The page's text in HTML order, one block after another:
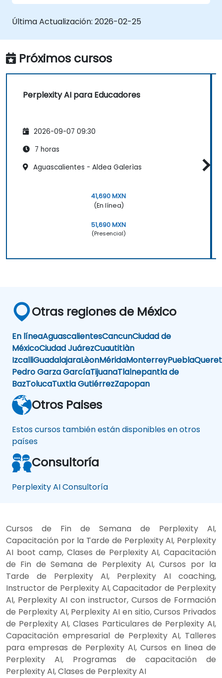
Comprender las consideraciones éticas y
los impactos sociales de las tecnologías
Última Actualización: 2026-02-25
Próximos cursos
Perplexity AI para Educadores
2026-09-07 09:30
7 horas
Aguascalientes - Aldea Galerìas
41,690 MXN
(En línea)
51,690 MXN
(Presencial)
Otras regiones de México
En líneaAguascalientesCancunCiudad de
MéxicoCiudad JuárezCuautitlàn
IzcalliGuadalajaraLèonMéridaMonterreyPuebla
Pedro Garza GarcíaTijuanaTlalnepantla de
BazTolucaTuxtla GutiérrezZapopan
Otros Paises
Estos cursos también están disponibles en otros
países
Consultoría
Perplexity AI Consultoría
Cursos de Fin de Semana de Perplexity AI,
Capacitación por la Tarde de Perplexity AI, Perplexity
AI boot camp, Clases de Perplexity AI, Capacitación
de Fin de Semana de Perplexity AI, Cursos por la
Tarde de Perplexity AI, Perplexity AI coaching,
Instructor de Perplexity AI, Capacitador de Perplexity
AI, Perplexity AI con instructor, Cursos de Formación
de Perplexity AI, Perplexity AI en sitio, Cursos Privados
de Perplexity AI, Clases Particulares de Perplexity AI,
Capacitación empresarial de Perplexity AI, Talleres
para empresas de Perplexity AI, Cursos en linea de
Perplexity AI, Programas de capacitación de
Perplexity AI, Clases de Perplexity AI